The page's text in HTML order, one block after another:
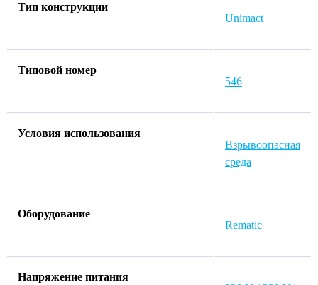
Тип конструкции
Unimact
Типовой номер
546
Условия использования
Взрывоопасная
среда
Оборудование
Rematic
Напряжение питания